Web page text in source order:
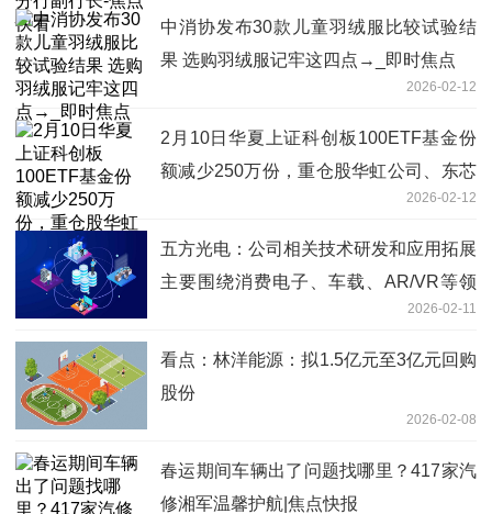
中消协发布30款儿童羽绒服比较试验结
果 选购羽绒服记牢这四点→_即时焦点
2026-02-12
2月10日华夏上证科创板100ETF基金份
额减少250万份，重仓股华虹公司、东芯
2026-02-12
五方光电：公司相关技术研发和应用拓展
主要围绕消费电子、车载、AR/VR等领
2026-02-11
看点：林洋能源：拟1.5亿元至3亿元回购
股份
2026-02-08
春运期间车辆出了问题找哪里？417家汽
修湘军温馨护航|焦点快报